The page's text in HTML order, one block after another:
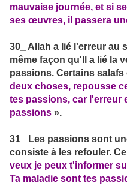
mauvaise journée, et si
ses œuvres, il passera
30_ Allah a lié l'erreur au
même façon qu'Il a lié la
passions. Certains salafs
deux choses, repousse
tes passions, car l'erreur
passions ».
31_ Les passions sont
consiste à les refouler.
veux je peux t'informer
Ta maladie sont tes